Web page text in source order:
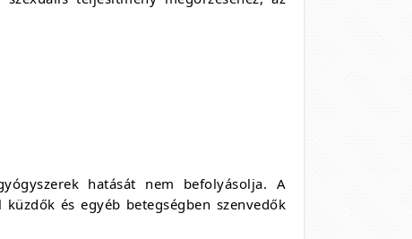
hatását nem befolyásolja. A
és egyéb betegségben szenvedők